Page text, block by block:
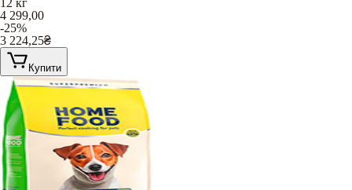
4 299,00
-25%
3 224,25₴
Купити